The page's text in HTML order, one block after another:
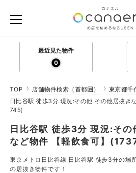
最近見た物件
0
TOP 店舗物件検索（首都圏）
東京都千
日比谷駅 徒歩3分 現況:その他 その他居抜き
745)
日比谷駅 徒歩3分 現況:その
など物件 【軽飲食可】
東京メトロ日比谷線 日比谷駅 徒歩3分の場
の居抜き物件です！